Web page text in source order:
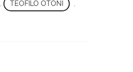
, TEÓFILO OTONI ,